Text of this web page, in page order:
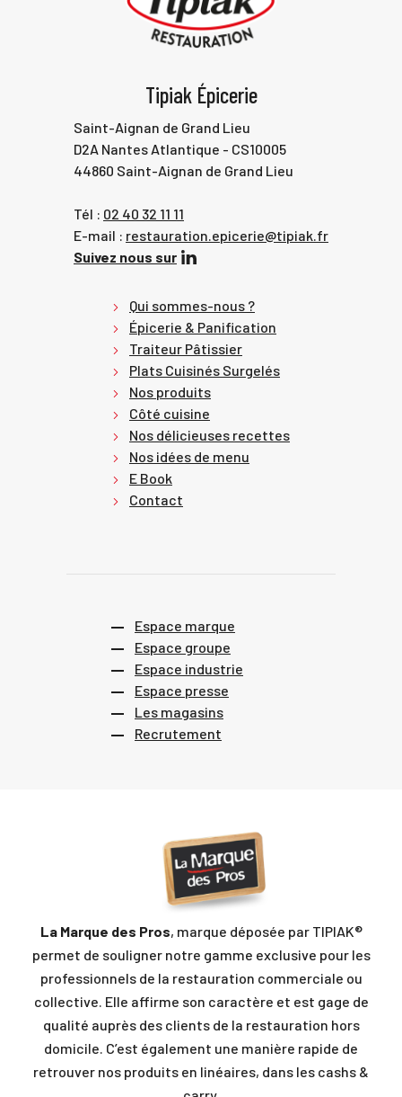
Tipiak Épicerie
Saint-Aignan de Grand Lieu
D2A Nantes Atlantique - CS10005
44860 Saint-Aignan de Grand Lieu
Tél : 02 40 32 11 11
E-mail : restauration.epicerie@tipiak.fr
Suivez nous sur
Qui sommes-nous ?
Épicerie & Panification
Traiteur Pâtissier
Plats Cuisinés Surgelés
Nos produits
Côté cuisine
Nos délicieuses recettes
Nos idées de menu
E Book
Contact
Espace marque
Espace groupe
Espace industrie
Espace presse
Les magasins
Recrutement
La Marque des Pros, marque déposée par TIPIAK®
permet de souligner notre gamme exclusive pour les
professionnels de la restauration commerciale ou
collective. Elle affirme son caractère et est gage de
qualité auprès des clients de la restauration hors
domicile. C’est également une manière rapide de
retrouver nos produits en linéaires, dans les cashs &